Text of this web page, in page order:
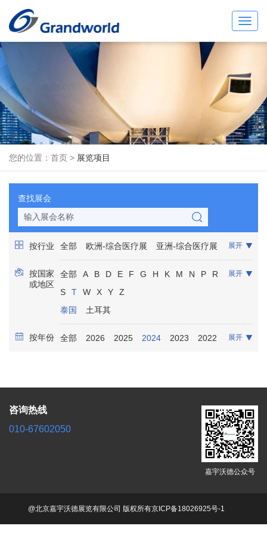
您的位置： 首页 > 展览项目
查找展会
按行业 全部 欧洲-综合医疗展
亚洲-综合医疗展
展开
按国家
或地区
全部 A B D E F G H K M N P
R
S
T W X Y
Z
泰国
土耳其
展开
按年份 全部 2026 2025 2024 2023
2022
展开
嘉宇沃德公众号
咨询热线
010-67602050
@北京嘉宇沃德展览有限公司 版权所有京ICP备18026925号-1